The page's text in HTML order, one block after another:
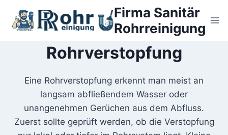
Inhalt
springen
Firma Sanitär
Rohrreinigung
Rohrverstopfung
Eine Rohrverstopfung erkennt man meist an
langsam abfließendem Wasser oder
unangenehmen Gerüchen aus dem Abfluss.
Zuerst sollte geprüft werden, ob die Verstopfung